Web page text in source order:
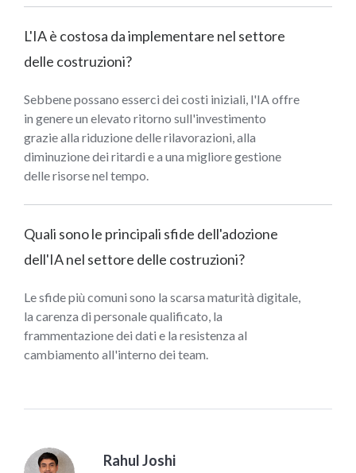
L'IA è costosa da implementare nel settore
delle costruzioni?
Sebbene possano esserci dei costi iniziali, l'IA offre
in genere un elevato ritorno sull'investimento
grazie alla riduzione delle rilavorazioni, alla
diminuzione dei ritardi e a una migliore gestione
delle risorse nel tempo.
Quali sono le principali sfide dell'adozione
dell'IA nel settore delle costruzioni?
Le sfide più comuni sono la scarsa maturità digitale,
la carenza di personale qualificato, la
frammentazione dei dati e la resistenza al
cambiamento all'interno dei team.
Rahul Joshi